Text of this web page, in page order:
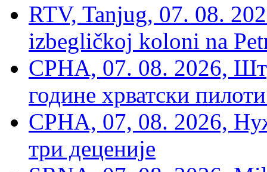
RTV, Tanjug, 07. 08.
izbegličkoj koloni na
СРНА, 07. 08. 2026,
године хрватски
СРНА, 07, 08. 2026,
три деценије